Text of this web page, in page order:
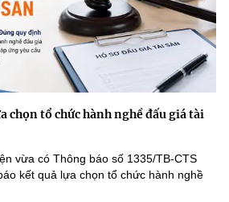
chọn tổ chức hành nghề đấu giá tài
vừa có Thông báo số 1335/TB-CTS
kết quả lựa chọn tổ chức hành nghề